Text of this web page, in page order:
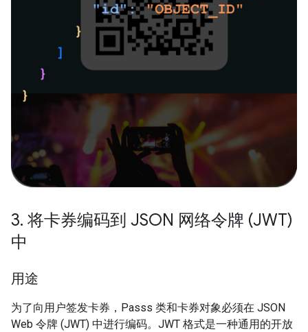
3. 将卡券编码到 JSON 网络令牌 (JWT)
中
用途
为了向用户签发卡券，Passs 类和卡券对象必须在 JSON
Web 令牌 (JWT) 中进行编码。JWT 格式是一种通用的开放